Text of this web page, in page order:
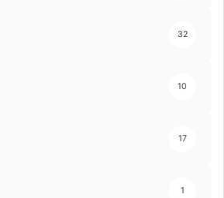
32
10
17
1